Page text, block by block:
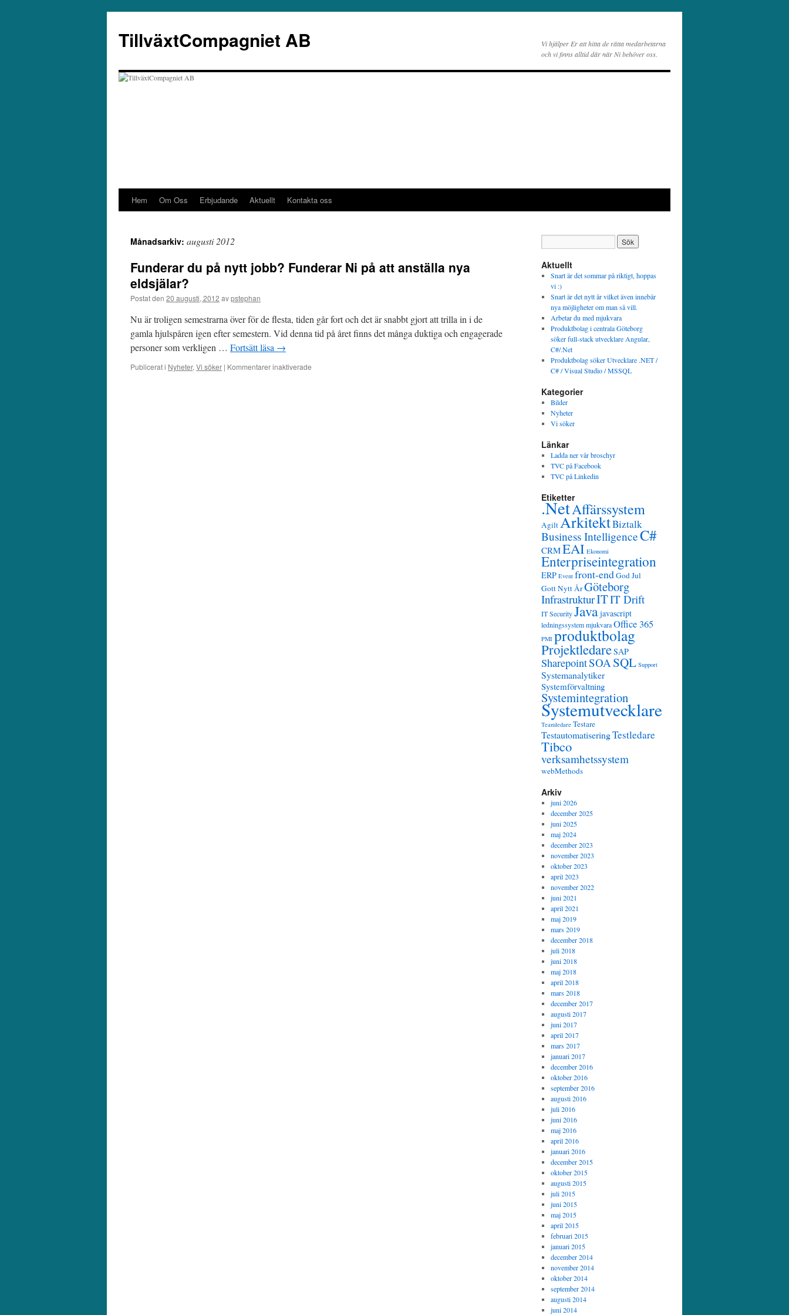
innehåll
TillväxtCompagniet AB
Vi hjälper Er att hitta de rätta medarbetarna
och vi finns alltid där när Ni behöver oss.
Hem Om Oss Erbjudande Aktuellt Kontakta oss
Månadsarkiv: augusti 2012
Funderar du på nytt jobb? Funderar Ni på att anställa nya
eldsjälar?
Postat den 20 augusti, 2012 avpstephan
Nu är troligen semestrarna över för de flesta, tiden går fort och det är snabbt gjort att trilla in i de
gamla hjulspåren igen efter semestern. Vid denna tid på året finns det många duktiga och engagerade
personer som verkligen … Fortsätt läsa →
Publicerat i Nyheter, Vi söker | Kommentarer inaktiverade
Aktuellt
Snart är det sommar på riktigt, hoppas
vi :)
Snart är det nytt år vilket även innebär
nya möjligheter om man så vill.
Arbetar du med mjukvara
Produktbolag i centrala Göteborg
söker full-stack utvecklare Angular,
C#/.Net
Produktbolag söker Utvecklare .NET /
C# / Visual Studio / MSSQL
Kategorier
Bilder
Nyheter
Vi söker
Länkar
Ladda ner vår broschyr
TVC på Facebook
TVC på Linkedin
Etiketter
.NetAffärssystem
AgiltArkitektBiztalk
Business IntelligenceC#
CRMEAI Ekonomi
Enterpriseintegration
ERP Event front-endGod Jul
Gott Nytt ÅrGöteborg
InfrastrukturITIT Drift
IT SecurityJavajavascript
ledningssystemmjukvaraOffice 365
PMI produktbolag
ProjektledareSAP
SharepointSOASQL Support
Systemanalytiker
Systemförvaltning
Systemintegration
Systemutvecklare
Teamledare Testare
TestautomatiseringTestledare
Tibco
verksamhetssystem
webMethods
Arkiv
juni 2026
december 2025
juni 2025
maj 2024
december 2023
november 2023
oktober 2023
april 2023
november 2022
juni 2021
april 2021
maj 2019
mars 2019
december 2018
juli 2018
juni 2018
maj 2018
april 2018
mars 2018
december 2017
augusti 2017
juni 2017
april 2017
mars 2017
januari 2017
december 2016
oktober 2016
september 2016
augusti 2016
juli 2016
juni 2016
maj 2016
april 2016
januari 2016
december 2015
oktober 2015
augusti 2015
juli 2015
juni 2015
maj 2015
april 2015
februari 2015
januari 2015
december 2014
november 2014
oktober 2014
september 2014
augusti 2014
juni 2014